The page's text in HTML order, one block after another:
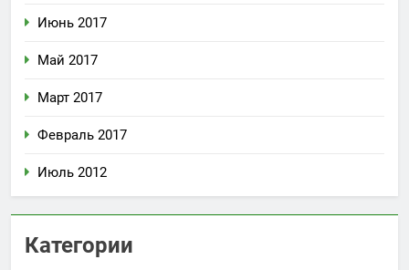
Июнь 2017
Май 2017
Март 2017
Февраль 2017
Июль 2012
Категории